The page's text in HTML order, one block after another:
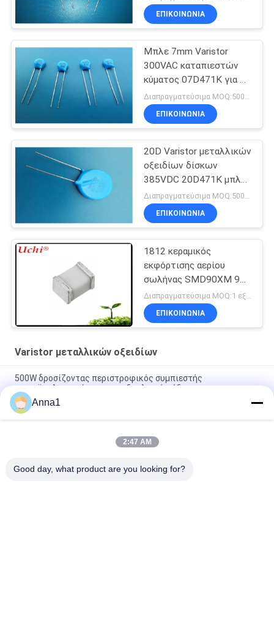
ΕΠΙΚΟΙΝΩΝΊΑ
Μπλε 7mm Varistor
300VAC καταπιεστών
κύματος 07D471K για το
γραμμή-έδαφος
ΕΠΙΚΟΙΝΩΝΊΑ
20D Varistor μεταλλικών
οξειδίων δίσκων
385VDC 20D471K μπλε
για τον ανεφοδιασμό
Powr
Διαπραγματεύσιμα MOQ:5000pcs
ΕΠΙΚΟΙΝΩΝΊΑ
1812 κεραμικός
εκφόρτισης αερίου
σωλήνας SMD90XM 90V
3KA 4532 0.5pF
UN1812-90CSMD SMD
Διαπραγματεύσιμα MOQ:1 εξέλικτρο
ΕΠΙΚΟΙΝΩΝΊΑ
Varistor μεταλλικών οξειδίων
500W δροσίζοντας περιστροφικός συμπιεστής
μικροϋπολογιστών για τον εξοπλισμό ψύξης
Περιστροφικός συμπιεστής χαμηλού θορύβου και
μικροϋπολογιστών δόνησης με την ικανότητα ψύξης 500W
Precision Low-Resistance Component Shunt Measurement
Anna1
2:47 AM
Good day, what product are you looking for?